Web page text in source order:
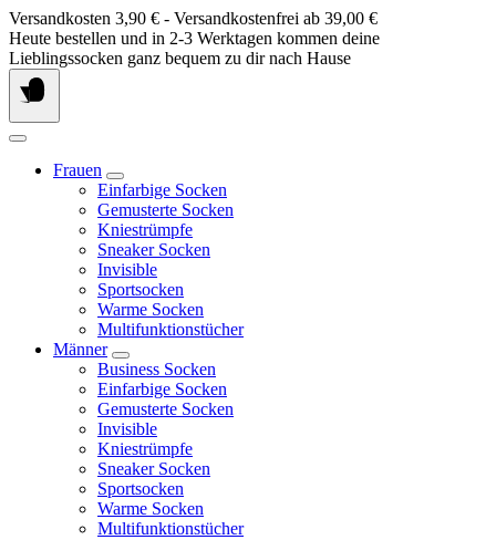
Springe
zum
Inhalt
Versandkosten 3,90 € - Versandkostenfrei ab 39,00 €
Heute bestellen und in 2-3 Werktagen kommen deine
Lieblingssocken ganz bequem zu dir nach Hause
Frauen
Einfarbige Socken
Gemusterte Socken
Kniestrümpfe
Sneaker Socken
Invisible
Sportsocken
Warme Socken
Multifunktionstücher
Männer
Business Socken
Einfarbige Socken
Gemusterte Socken
Invisible
Kniestrümpfe
Sneaker Socken
Sportsocken
Warme Socken
Multifunktionstücher